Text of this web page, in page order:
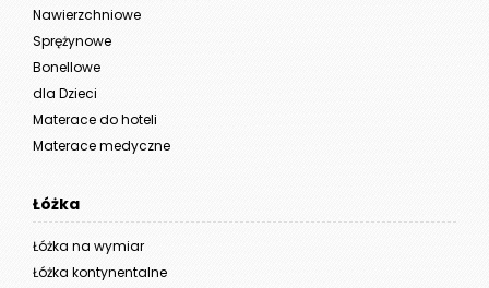
Nawierzchniowe
Sprężynowe
Bonellowe
dla Dzieci
Materace do hoteli
Materace medyczne
Łóżka
Łóżka na wymiar
Łóżka kontynentalne